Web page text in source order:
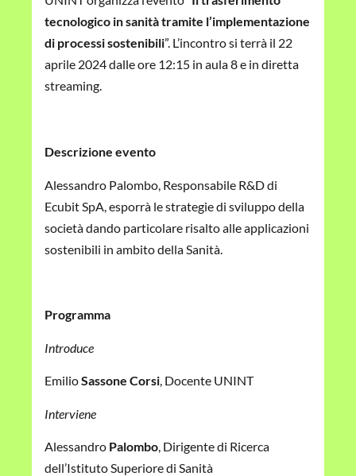
tecnologico in sanità tramite l’implementazione
di processi sostenibili”. L’incontro si terrà il 22
aprile 2024 dalle ore 12:15 in aula 8 e in diretta
streaming.
Descrizione evento
Alessandro Palombo, Responsabile R&D di
Ecubit SpA, esporrà le strategie di sviluppo della
società dando particolare risalto alle applicazioni
sostenibili in ambito della Sanità.
Programma
Introduce
EmilioSassone Corsi, Docente UNINT
Interviene
Alessandro Palombo, Dirigente di Ricerca
dell’Istituto Superiore di Sanità